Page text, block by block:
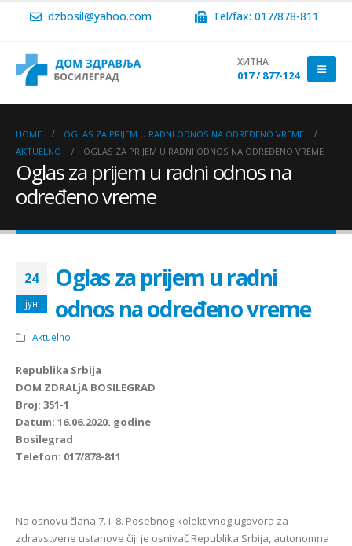
dzbosil@yahoo.com Tel/fax: 017/878-811
ХИТНА
017 / 877-124
HOME
OGLAS ZA PRIJEM U RADNI ODNOS NA ODREĐENO VREME
AKTUELNO
OGLAS ZA PRIJEM U RADNI ODNOS NA ODREĐENO VREME
Oglas za prijem u radni odnos na
određeno vreme
24
јун
Oglas za prijem u radni
odnos na određeno vreme
Aktuelno
Republika Srbija
DOM ZDRALjA BOSILEGRAD
Broj: 351-1
Datum: 16.06.2020. godine
Bosilegrad
Telefon: 017/878-811
Na osnovu člana 7. i 8. Posebnog kolektivnog ugovora za
zdravstvene ustanove čiji je osnivač Republika Srbija, autonomna